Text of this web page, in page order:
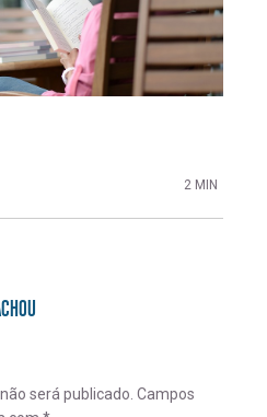
2 MIN
será publicado. Campos